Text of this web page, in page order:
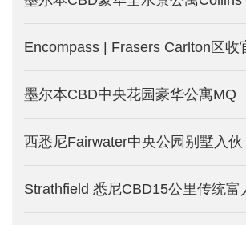
墨尔本CBD中央花园豪华公寓MQ